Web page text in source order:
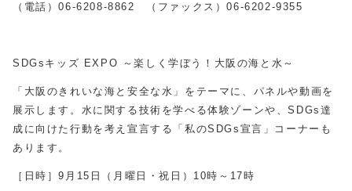
（電話）06-6208-8862 （ファックス）06-6202-9355
SDGsキッズ EXPO ～楽しく学ぼう！大阪の海と水～
「大阪のきれいな海と安全な水」をテーマに、パネルや動画を
展示します。水に関する技術を学べる体験ゾーンや、SDGs 達
成に向けた行動を考え宣言する「私のSDGs 宣言」コーナーも
あります。
［日時］9 月 15 日（月曜日・祝日） 10時～ 17 時